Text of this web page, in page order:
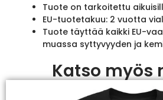
Tuote on tarkoitettu
EU-tuotetakuu: 2 vuotta
Tuote täyttää kaikki EU-
muassa syttyvyyden ja
Katso myös